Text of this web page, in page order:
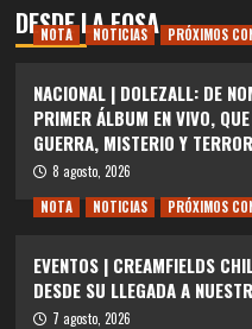
DESDE LA FOSA
NOTA NOTICIAS PRÓXIMOS
NACIONAL | DOLEZALL: DE
PRIMER ÁLBUM EN VIVO,
GUERRA, MISTERIO Y
8 agosto, 2026
NOTA
NOTICIAS PRÓXIMOS
EVENTOS | CREAMFIELDS
DESDE SU LLEGADA A
7 agosto, 2026